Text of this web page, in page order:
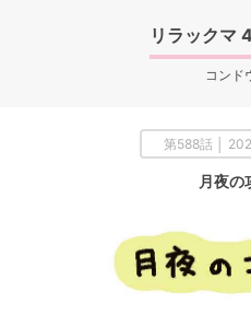
リラックマ
コンド
第588話 │
月夜の